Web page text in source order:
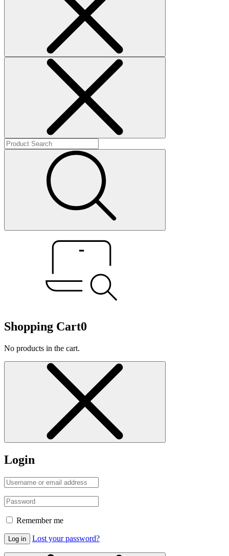
Shopping Cart0
No products in the cart.
Login
Remember me
Log in Lost your password?